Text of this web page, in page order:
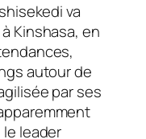
va
Kin­shasa, en
autour de
par ses
leader